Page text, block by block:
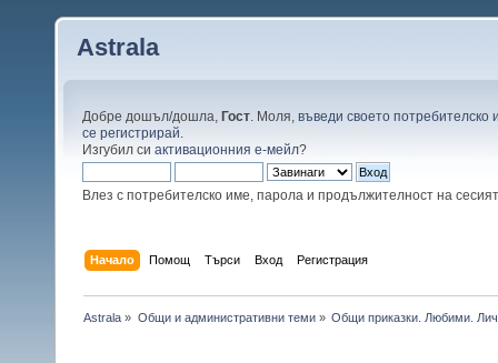
Astrala
Добре дошъл/дошла, Гост . Моля, въведи своето потребителско
се регистрирай
Изгубил си активационния е-мейл?
Влез с потребителско име, парола и продължителност на
Начало Помощ Търси Вход Регистрация
Astrala » Общи и административни теми» Общи приказки. Любими.